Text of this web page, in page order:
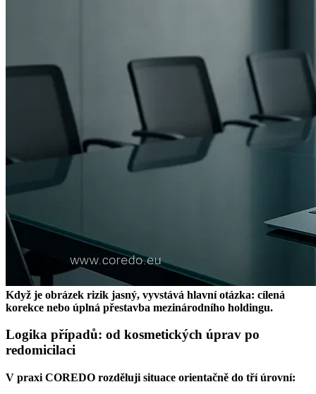
Když je obrázek rizik jasný, vyvstává hlavní otázka: cílená
korekce nebo úplná přestavba mezinárodního holdingu.
Logika případů: od kosmetických úprav po
redomicilaci
V praxi COREDO rozděluji situace orientačně do tří úrovní: